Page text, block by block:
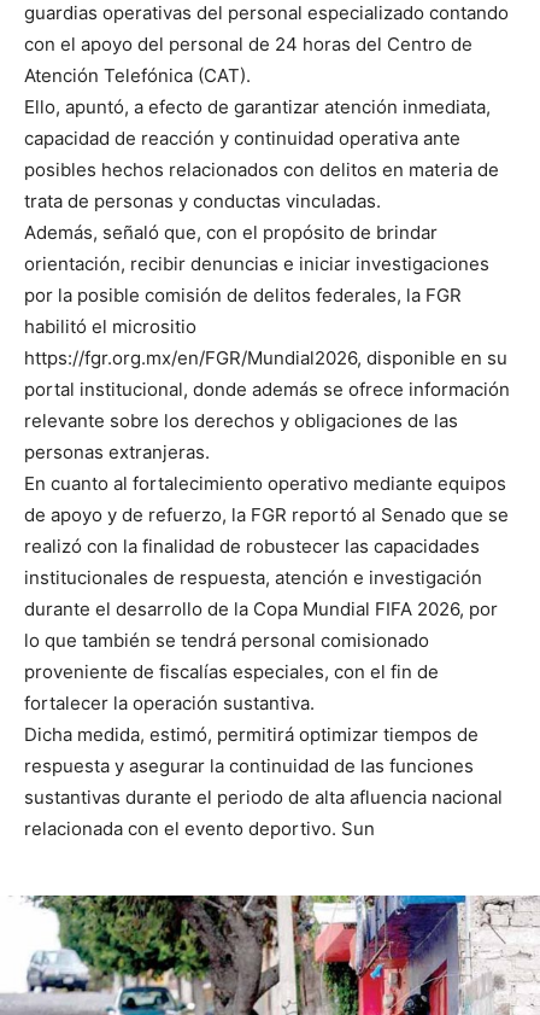
guardias operativas del personal especializado contando
con el apoyo del personal de 24 horas del Centro de
Atención Telefónica (CAT).
Ello, apuntó, a efecto de garantizar atención inmediata,
capacidad de reacción y continuidad operativa ante
posibles hechos relacionados con delitos en materia de
trata de personas y conductas vinculadas.
Además, señaló que, con el propósito de brindar
orientación, recibir denuncias e iniciar investigaciones
por la posible comisión de delitos federales, la FGR
habilitó el micrositio
https://fgr.org.mx/en/FGR/Mundial2026, disponible en su
portal institucional, donde además se ofrece información
relevante sobre los derechos y obligaciones de las
personas extranjeras.
En cuanto al fortalecimiento operativo mediante equipos
de apoyo y de refuerzo, la FGR reportó al Senado que se
realizó con la finalidad de robustecer las capacidades
institucionales de respuesta, atención e investigación
durante el desarrollo de la Copa Mundial FIFA 2026, por
lo que también se tendrá personal comisionado
proveniente de fiscalías especiales, con el fin de
fortalecer la operación sustantiva.
Dicha medida, estimó, permitirá optimizar tiempos de
respuesta y asegurar la continuidad de las funciones
sustantivas durante el periodo de alta afluencia nacional
relacionada con el evento deportivo. Sun